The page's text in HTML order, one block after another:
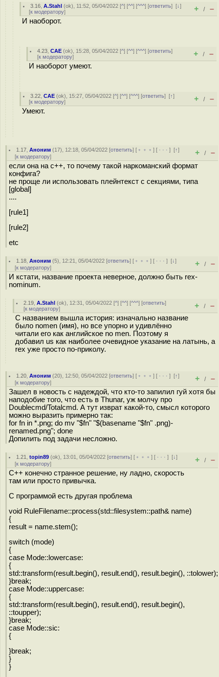
3.16 ,A.Stahl (ok), 11:52, 05/04/2022 [^] [^^] [^^^] [ответить][↓]
[к модератору] + / –
И наоборот.
4.23 ,CAE (ok), 15:28, 05/04/2022 [^] [^^] [^^^] [ответить]
[к модератору] + / –
И наоборот умеют.
3.22 ,CAE (ok), 15:27, 05/04/2022 [^] [^^] [^^^] [ответить][↑]
[к модератору] + / –
Умеют.
1.17 ,Аноним (17), 12:18, 05/04/2022 [ответить] [ ﹢﹢﹢] [ · · ·][↑]
[к модератору] + / –
если она на с++, то почему такой наркоманский формат
конфига?
не проще ли использовать плейнтекст с секциями, типа
[global]
....
[rule1]
[rule2]
etc
1.18 ,Аноним (5), 12:21, 05/04/2022 [ответить] [ ﹢﹢﹢] [ · · ·][↓]
[к модератору] + / –
И кстати, название проекта неверное, должно быть rex-
nominum.
2.19 ,A.Stahl (ok), 12:31, 05/04/2022 [^] [^^] [^^^] [ответить]
[к модератору] + / –
С названием вышла история: изначально название
было nomen (имя), но все упорно и удивлённо
читали его как английское no men. Поэтому я
добавил us как наиболее очевидное указание на латынь, а
rex уже просто по-приколу.
1.20 ,Аноним (20), 12:50, 05/04/2022 [ответить] [ ﹢﹢﹢] [ · · ·][↑]
[к модератору] + / –
Зашел в новость с надеждой, что кто-то запилил гуй хотя бы
наподобие того, что есть в Thunar, уж молчу про
Doublecmd/Totalcmd. А тут изврат какой-то, смысл которого
можно выразить примерно так:
for fn in *.png; do mv "$fn" "$(basename "$fn" .png)-
renamed.png"; done
Допилить под задачи несложно.
1.21 ,topin89 (ok), 13:01, 05/04/2022 [ответить] [ ﹢﹢﹢] [ · · ·][↓]
[к модератору] + / –
C++ конечно странное решение, ну ладно, скорость
там или просто привычка.
С программой есть другая проблема
void RuleFilename::process(std::filesystem::path& name)
{
result = name.stem();
switch (mode)
{
case Mode::lowercase:
{
std::transform(result.begin(), result.end(), result.begin(), ::tolower);
}break;
case Mode::uppercase:
{
std::transform(result.begin(), result.end(), result.begin(),
::toupper);
}break;
case Mode::sic:
{
}break;
}
}